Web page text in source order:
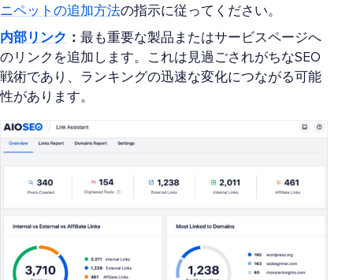
ニペットの追加方法の指示に従ってください。
内部リンク ： 最も重要な製品またはサービスページへ
のリンクを追加します。これは見過ごされがちなSEO
戦術であり、ランキングの迅速な変化につながる可能
性があります。